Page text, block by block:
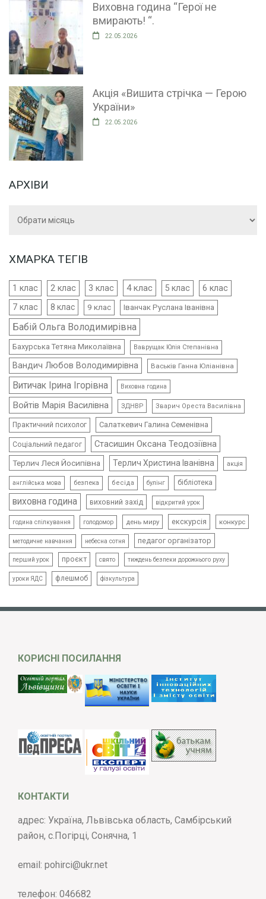
Виховна година “Герої не
вмирають! “.
22.05.2026
Акція «Вишита стрічка — Герою
України»
22.05.2026
АРХІВИ
ХМАРКА ТЕГІВ
1 клас 2 клас 3 клас 4 клас 5 клас 6 клас
7 клас 8 клас 9 клас Іванчак Руслана Іванівна
Бабій Ольга Володимирівна
Бахурська Тетяна Миколаївна Ваврущак Юлія Степанівна
Вандич Любов Володимирівна Васьків Ганна Юліанівна
Витичак Ірина Ігорівна Виховна година
Войтів Марія Василівна ЗДНВР Зварич Ореста Василівна
Практичний психолог Салаткевич Галина Семенівна
Соціальний педагог Стасишин Оксана Теодозіївна
Терлич Леся Йосипівна Терлич Христина Іванівна акція
англійська мова безпека бесіда булінг бібліотека
виховна година виховний захід відкритий урок
година спілкування голодомор день миру екскурсія конкурс
методичне навчання небесна сотня педагог організатор
перший урок проєкт свято тиждень безпеки дорожнього руху
уроки ЯДС флешмоб фізкультура
КОРИСНІ ПОСИЛАННЯ
КОНТАКТИ
адрес: Україна, Львівська область, Самбірський
район, с.Погірці, Сонячна, 1
email: pohirci@ukr.net
телефон: 046682